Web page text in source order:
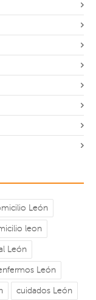
León
leon
León
León
cuidados León